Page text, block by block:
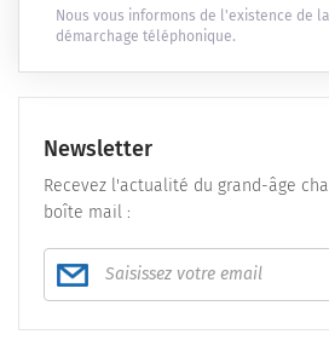
Nous vous informons de l'existence de
démarchage téléphonique.
Newsletter
Recevez l'actualité du grand-âge
boîte mail :